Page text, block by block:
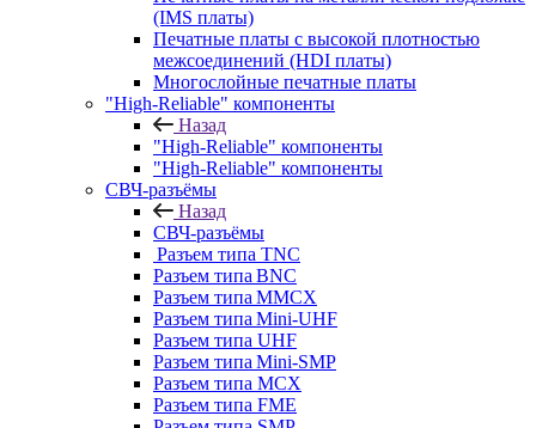
(IMS платы)
Печатные платы с высокой плотностью
межсоединений (HDI платы)
Многослойные печатные платы
"High-Reliable" компоненты
Назад
"High-Reliable" компоненты
"High-Reliable" компоненты
СВЧ-разъёмы
Назад
СВЧ-разъёмы
Разъем типа TNC
Разъем типа BNC
Разъем типа MMCX
Разъем типа Mini-UHF
Разъем типа UHF
Разъем типа Mini-SMP
Разъем типа MCX
Разъем типа FME